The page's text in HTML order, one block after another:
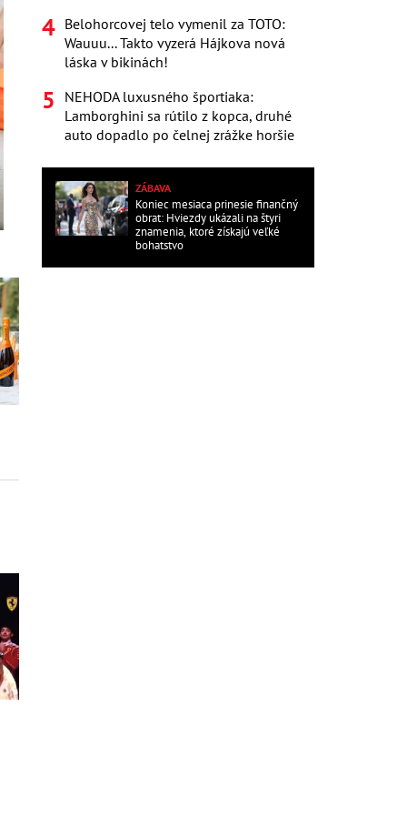
Belohorcovej telo vymenil za TOTO:
Wauuu... Takto vyzerá Hájkova nová
láska v bikinách!
NEHODA luxusného športiaka:
Lamborghini sa rútilo z kopca, druhé
auto dopadlo po čelnej zrážke horšie
ZÁBAVA
Koniec mesiaca prinesie finančný
obrat: Hviezdy ukázali na štyri
znamenia, ktoré získajú veľké
bohatstvo